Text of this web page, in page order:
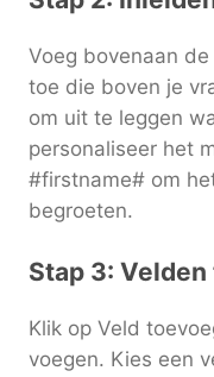
Voeg bovenaan
toe die boven je
om uit te leggen
personaliseer het
#firstname# om
begroeten.
Stap 3:
Klik op Veld
voegen. Kies een